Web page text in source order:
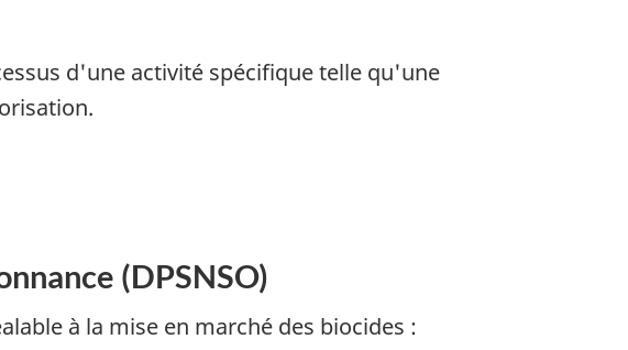
d'une activité spécifique telle qu'une
(DPSNSO)
à la mise en marché des biocides :